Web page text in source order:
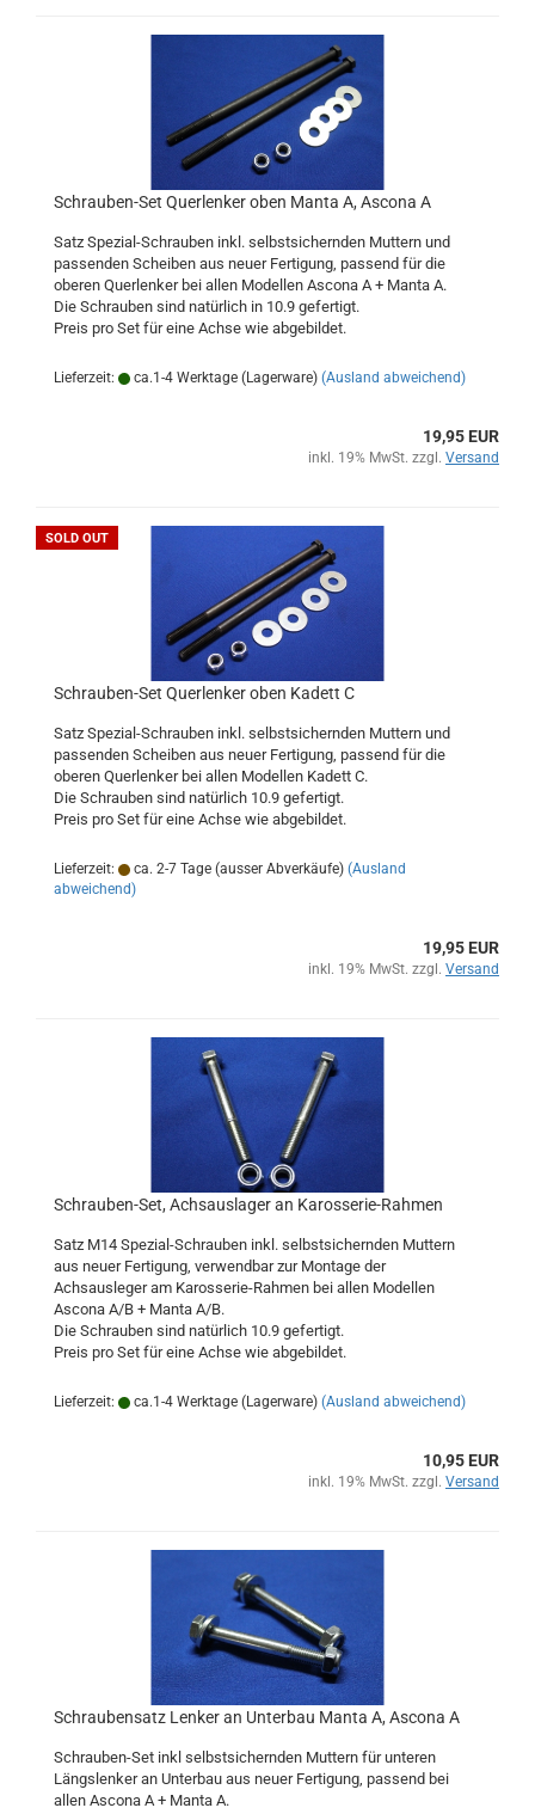
Schrauben-Set Querlenker oben Manta A, Ascona A
Satz Spezial-Schrauben inkl. selbstsichernden Muttern und
passenden Scheiben aus neuer Fertigung, passend für die
oberen Querlenker bei allen Modellen Ascona A + Manta A.
Die Schrauben sind natürlich in 10.9 gefertigt.
Preis pro Set für eine Achse wie abgebildet.
Lieferzeit: ca.1-4 Werktage (Lagerware) (Ausland abweichend)
19,95 EUR
inkl. 19% MwSt. zzgl. Versand
SOLD OUT
Schrauben-Set Querlenker oben Kadett C
Satz Spezial-Schrauben inkl. selbstsichernden Muttern und
passenden Scheiben aus neuer Fertigung, passend für die
oberen Querlenker bei allen Modellen Kadett C.
Die Schrauben sind natürlich 10.9 gefertigt.
Preis pro Set für eine Achse wie abgebildet.
Lieferzeit: ca. 2-7 Tage (ausser Abverkäufe) (Ausland
abweichend)
19,95 EUR
inkl. 19% MwSt. zzgl. Versand
Schrauben-Set, Achsauslager an Karosserie-Rahmen
Satz M14 Spezial-Schrauben inkl. selbstsichernden Muttern
aus neuer Fertigung, verwendbar zur Montage der
Achsausleger am Karosserie-Rahmen bei allen Modellen
Ascona A/B + Manta A/B.
Die Schrauben sind natürlich 10.9 gefertigt.
Preis pro Set für eine Achse wie abgebildet.
Lieferzeit: ca.1-4 Werktage (Lagerware) (Ausland abweichend)
10,95 EUR
inkl. 19% MwSt. zzgl. Versand
Schraubensatz Lenker an Unterbau Manta A, Ascona A
Schrauben-Set inkl selbstsichernden Muttern für unteren
Längslenker an Unterbau aus neuer Fertigung, passend bei
allen Ascona A + Manta A.